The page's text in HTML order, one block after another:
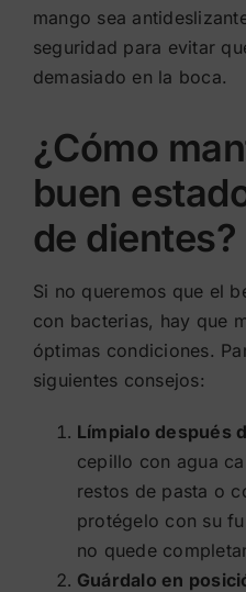
mango sea
seguridad para evitar
demasiado en la boca.
¿Cómo
buen
de dientes?
Si no queremos que el
con bacterias, hay que
óptimas condiciones.
siguientes consejos:
Límpialo después
cepillo con agua
restos de pasta o
protégelo con su
no quede
Guárdalo en